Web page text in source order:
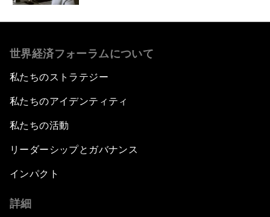
世界経済フォーラムについて
私たちのストラテジー
私たちのアイデンティティ
私たちの活動
リーダーシップとガバナンス
インパクト
詳細